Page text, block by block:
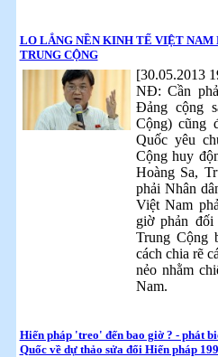
LO LẮNG NỀN KINH TẾ VIỆT NAM
TRUNG CỘNG
[30.05.2013
NĐ: Cần
Đảng cộng
Cộng) cũng
Quốc yêu
Cộng huy
Hoàng Sa,
phải Nhân
Việt Nam
giờ phản
Trung Cộng
cách chia rẽ
nẻo nhằm
Nam.
Hiến pháp 'treo' đến bao giờ ? - phát
Quốc về dự thảo sửa đổi Hiến pháp